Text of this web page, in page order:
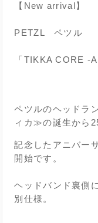
【New arrival】
PETZL ペツル
「TIKKA CORE -
ペツルのヘッドラ
ィカ≫の誕生から
記念したアニバー
開始です。
ヘッドバンド裏側
別仕様。